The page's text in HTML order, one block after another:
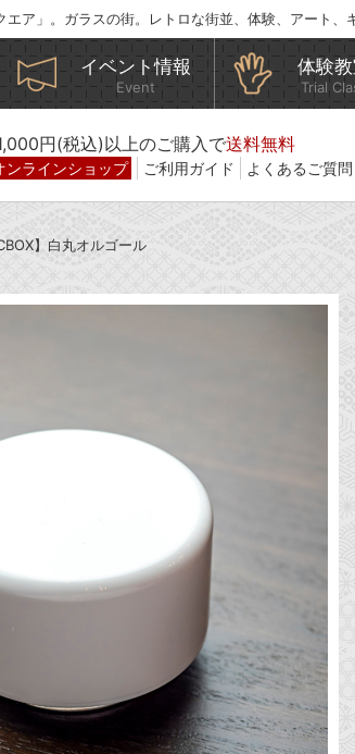
ア」。ガラスの街。レトロな街並、体験、アート、
イベント情報
Event
体験
Trial
円(税込)以上のご購入で送料無料
ンラインショップ ご利用ガイド よくあるご質問
】白丸オルゴール